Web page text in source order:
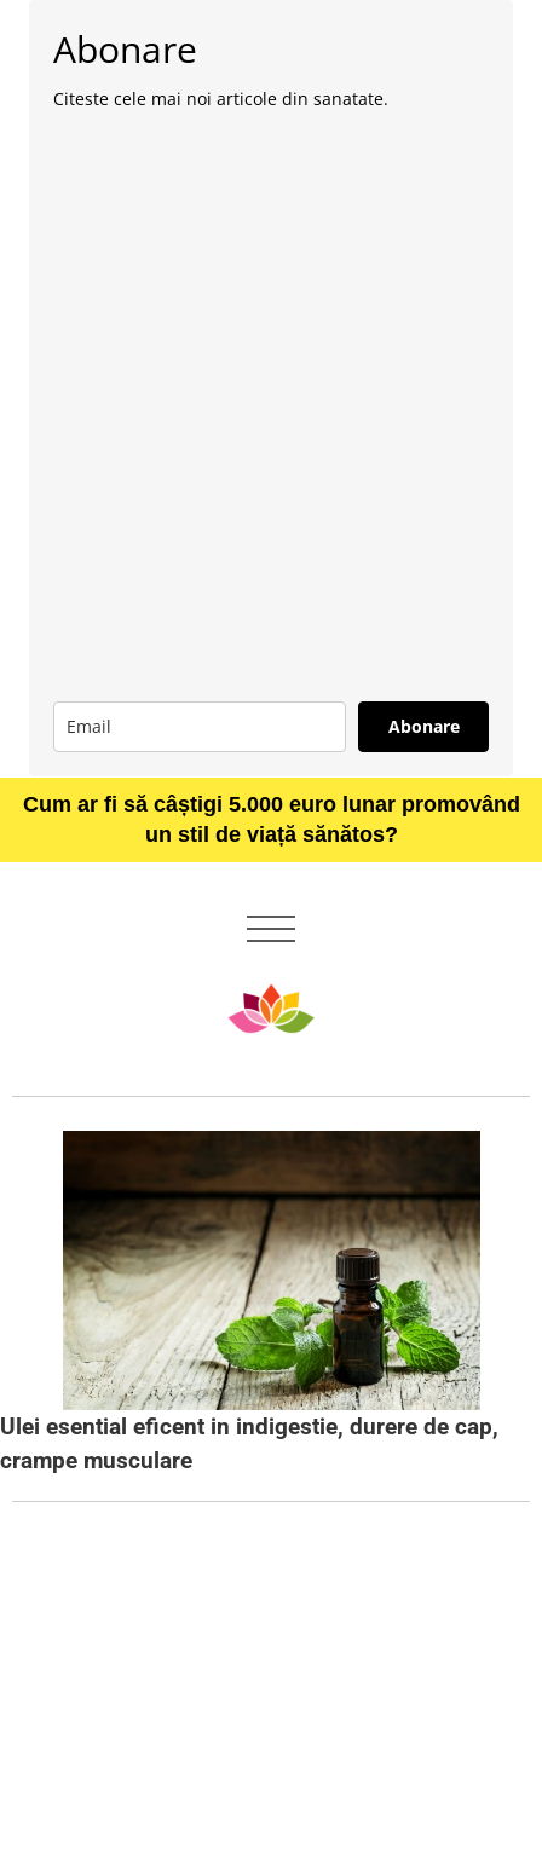
Abonare
Citeste cele mai noi articole din sanatate.
Abonare
Cum ar fi să câștigi 5.000 euro lunar promovând
un stil de viață sănătos?
Ulei esential eficent in indigestie, durere de cap,
crampe musculare